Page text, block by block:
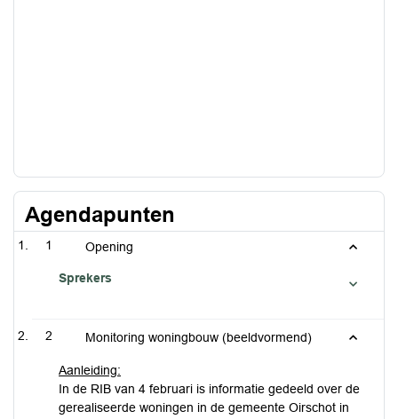
Agendapunten
1 Opening
Sprekers
2 Monitoring woningbouw (beeldvormend)
Aanleiding:
In de RIB van 4 februari is informatie gedeeld over de
gerealiseerde woningen in de gemeente Oirschot in